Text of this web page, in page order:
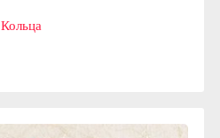
Кольца